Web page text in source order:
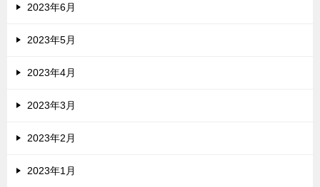
2023年6月
2023年5月
2023年4月
2023年3月
2023年2月
2023年1月